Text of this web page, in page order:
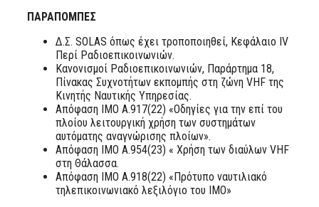
ΠΑΡΑΠΟΜΠΕΣ
Δ.Σ. SOLAS όπως έχει τροποποιηθεί, Κεφάλαιο IV
Περί Ραδιοεπικοινωνιών.
Κανονισμοί Ραδιοεπικοινωνιών, Παράρτημα 18,
Πίνακας Συχνοτήτων εκπομπής στη ζώνη VHF της
Κινητής Ναυτικής Υπηρεσίας.
Απόφαση ΙΜΟ Α.917(22) «Οδηγίες για την επί του
πλοίου λειτουργική χρήση των συστημάτων
αυτόματης αναγνώρισης πλοίων».
Απόφαση ΙΜΟ Α.954(23) « Χρήση των διαύλων VHF
στη Θάλασσα.
Απόφαση ΙΜΟ Α.918(22) «Πρότυπο ναυτιλιακό
τηλεπικοινωνιακό λεξιλόγιο του ΙΜΟ»